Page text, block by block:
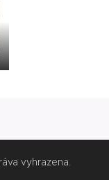
vyhrazena.